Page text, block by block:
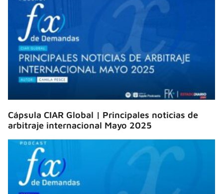
Cápsula CIAR Global | Principales noticias de
arbitraje internacional Mayo 2025